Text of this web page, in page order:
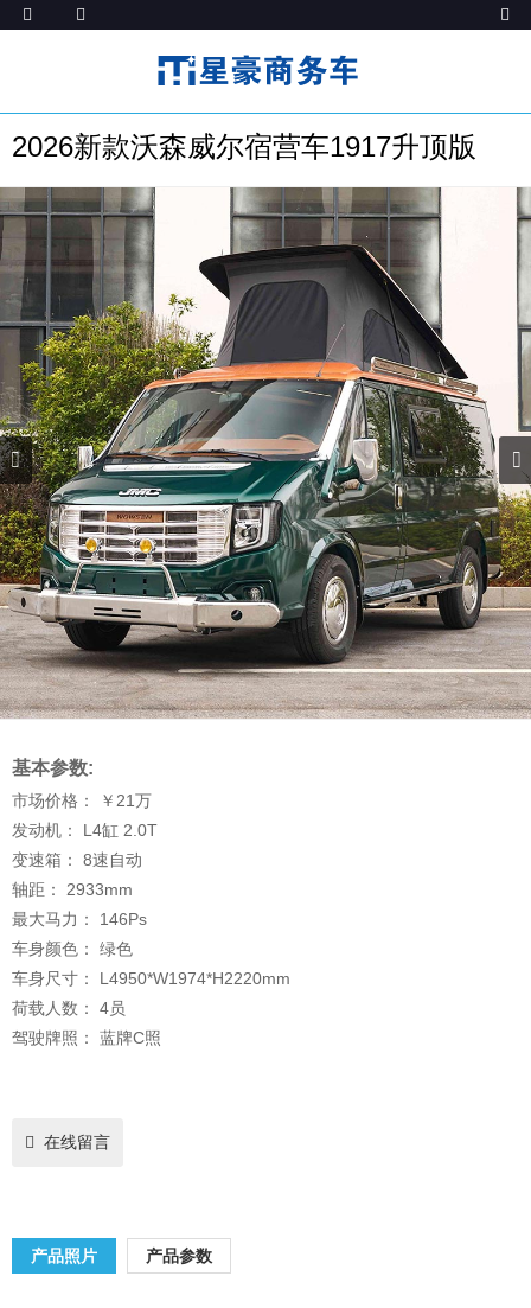
2026新款沃森威尔宿营车1917升顶版
基本参数:
市场价格： ￥21万
发动机：
L4缸 2.0T
变速箱：
8速自动
轴距：
2933mm
最大马力：
146Ps
车身颜色：
绿色
车身尺寸：
L4950*W1974*H2220mm
荷载人数：
4员
驾驶牌照：
蓝牌C照
在线留言
产品照片 产品参数